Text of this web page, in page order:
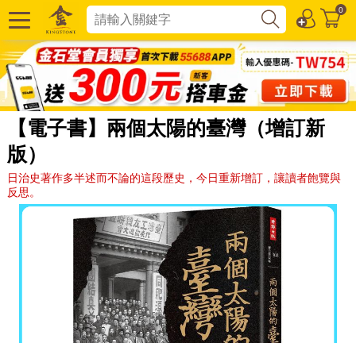
0
【電子書】兩個太陽的臺灣（增訂新
版）
日治史著作多半述而不論的這段歷史，今日重新增訂，讓讀者飽覽與
反思。